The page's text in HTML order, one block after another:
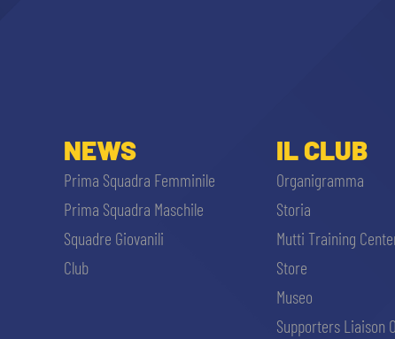
NEWS
Prima Squadra Femminile
Prima Squadra Maschile
Squadre Giovanili
Club
IL CLUB
Organigramma
Storia
Mutti Training
Store
Museo
Supporters Liaison